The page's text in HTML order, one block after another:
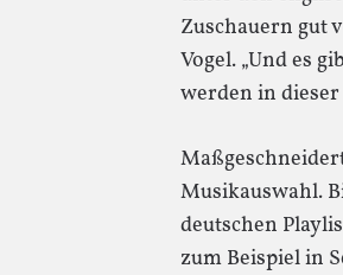
Zuschauern gut
Vogel. „Und es
werden in
Musikauswahl.
deutschen
zum Beispiel in